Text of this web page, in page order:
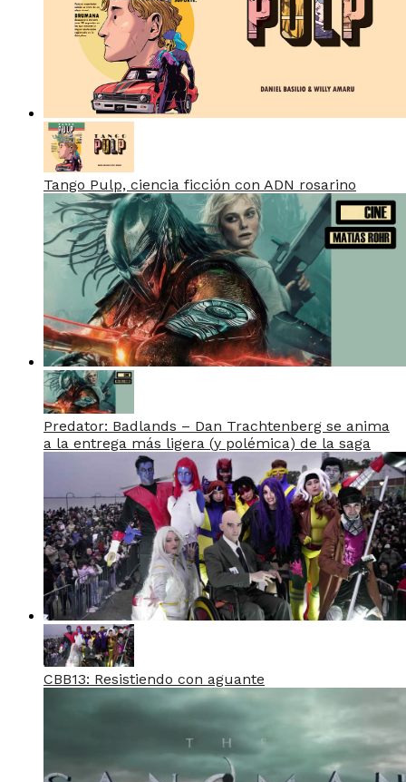
Tango Pulp, ciencia ficción con ADN rosarino
Predator: Badlands – Dan Trachtenberg se anima
a la entrega más ligera (y polémica) de la saga
CBB13: Resistiendo con aguante